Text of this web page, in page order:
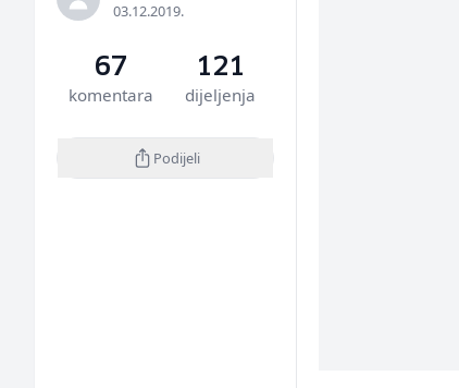
03.12.2019.
67
komentara
121
dijeljenja
Podijeli